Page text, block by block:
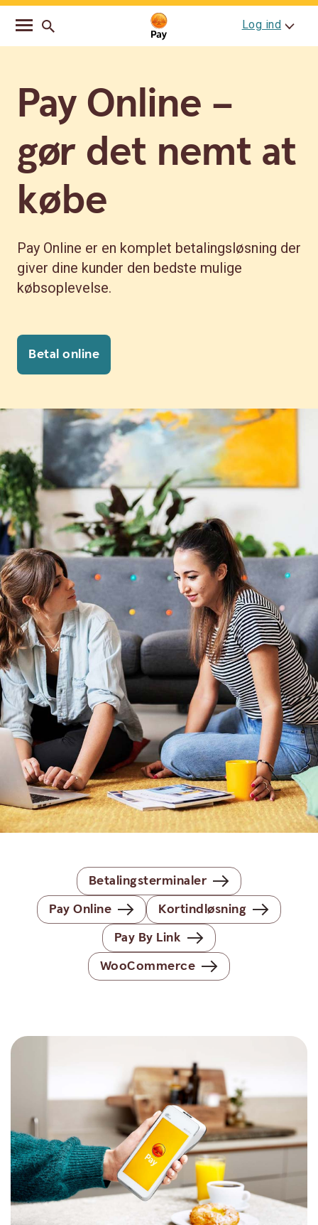
Go
Skip
Log ind
Pay Online –
gør det nemt at
købe
Pay Online er en komplet betalingsløsning der
giver dine kunder den bedste mulige
købsoplevelse.
Betal online
Betalingsterminaler
Pay Online
Kortindløsning
Pay By Link
WooCommerce